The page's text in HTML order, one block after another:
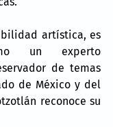
artística, es
un experto
de temas
de México y del
reconoce su